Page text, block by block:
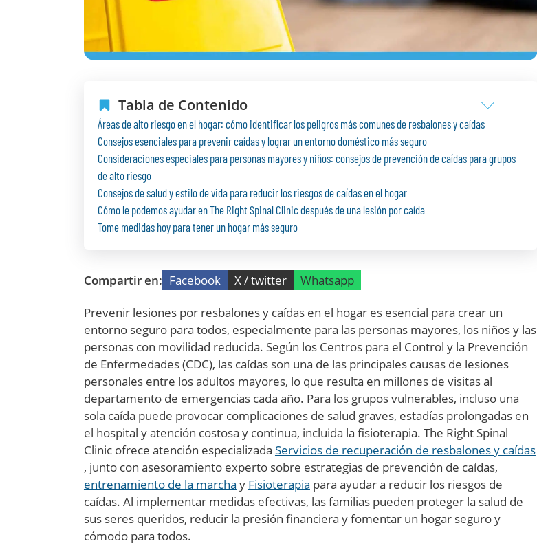
Tabla de Contenido
Áreas de alto riesgo en el hogar: cómo identificar los peligros más comunes de resbalones y caídas
Consejos esenciales para prevenir caídas y lograr un entorno doméstico más seguro
Consideraciones especiales para personas mayores y niños: consejos de prevención de caídas para grupos
de alto riesgo
Consejos de salud y estilo de vida para reducir los riesgos de caídas en el hogar
Cómo le podemos ayudar en The Right Spinal Clinic después de una lesión por caída
Tome medidas hoy para tener un hogar más seguro
Compartir en: Facebook X / twitter Whatsapp
Prevenir lesiones por resbalones y caídas en el hogar es esencial para crear un
entorno seguro para todos, especialmente para las personas mayores, los niños y las
personas con movilidad reducida. Según los Centros para el Control y la Prevención
de Enfermedades (CDC), las caídas son una de las principales causas de lesiones
personales entre los adultos mayores, lo que resulta en millones de visitas al
departamento de emergencias cada año. Para los grupos vulnerables, incluso una
sola caída puede provocar complicaciones de salud graves, estadías prolongadas en
el hospital y atención costosa y continua, incluida la fisioterapia. The Right Spinal
Clinic ofrece atención especializada Servicios de recuperación de resbalones y caídas
, junto con asesoramiento experto sobre estrategias de prevención de caídas,
entrenamiento de la marcha y Fisioterapia para ayudar a reducir los riesgos de
caídas. Al implementar medidas efectivas, las familias pueden proteger la salud de
sus seres queridos, reducir la presión financiera y fomentar un hogar seguro y
cómodo para todos.